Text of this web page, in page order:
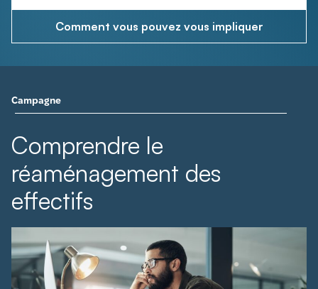
Comment vous pouvez vous impliquer
Campagne
Comprendre le
réaménagement des
effectifs